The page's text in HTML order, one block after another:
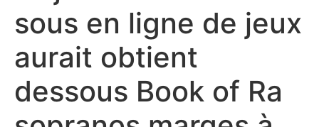
sous en ligne de jeux
aurait obtient
dessous Book of Ra